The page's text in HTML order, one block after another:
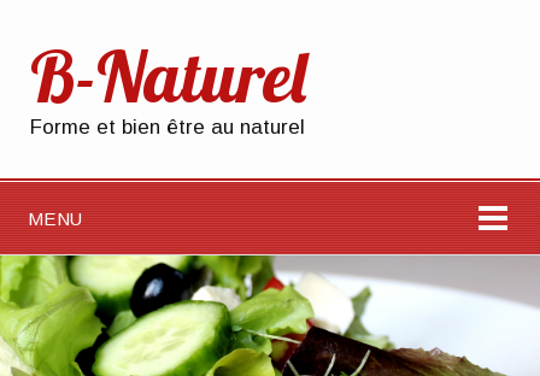
B-Naturel
Forme et bien être au naturel
MENU